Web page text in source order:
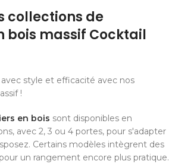
collections de
bois massif Cocktail
style et efficacité avec nos
!
en bois sont disponibles en
avec 2, 3 ou 4 portes, pour s'adapter
Certains modèles intègrent des
un rangement encore plus pratique.